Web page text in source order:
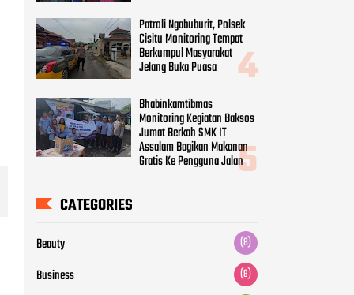
Patroli Ngabuburit, Polsek
Cisitu Monitoring Tempat
Berkumpul Masyarakat
Jelang Buka Puasa
Bhabinkamtibmas
Monitoring Kegiatan Baksos
Jumat Berkah SMK IT
Assalam Bagikan Makanan
Gratis Ke Pengguna Jalan
CATEGORIES
Beauty (8)
Business (9)